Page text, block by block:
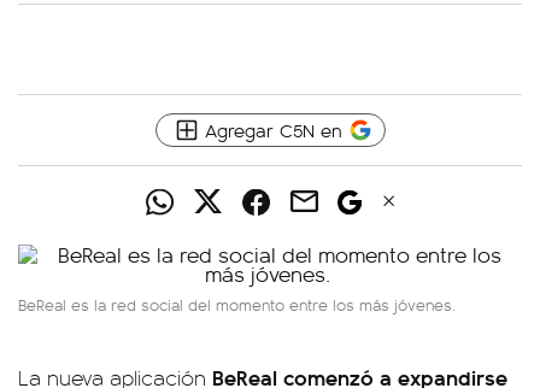
Agregar C5N en
BeReal es la red social del momento entre los más jóvenes.
La nueva aplicación BeReal comenzó a expandirse